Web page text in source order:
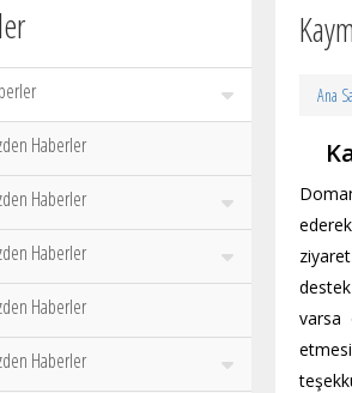
Haberler
Haberler
Haberler
Haberler
Haberler
Ana
varsa